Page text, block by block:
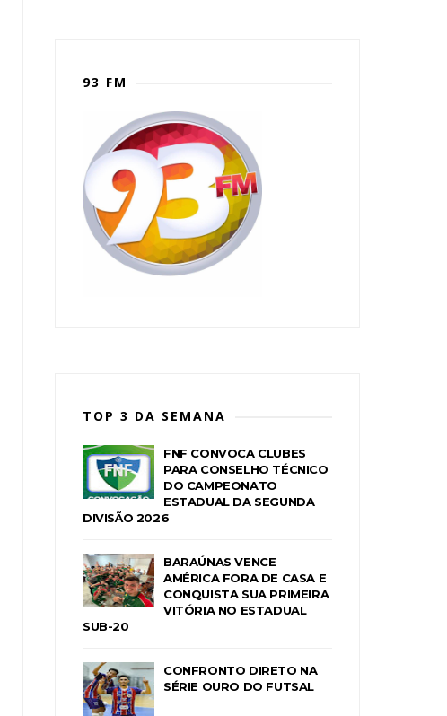
93 FM
TOP 3 DA SEMANA
FNF CONVOCA CLUBES
PARA CONSELHO TÉCNICO
DO CAMPEONATO
ESTADUAL DA SEGUNDA
DIVISÃO 2026
BARAÚNAS VENCE
AMÉRICA FORA DE CASA E
CONQUISTA SUA PRIMEIRA
VITÓRIA NO ESTADUAL
SUB-20
CONFRONTO DIRETO NA
SÉRIE OURO DO FUTSAL